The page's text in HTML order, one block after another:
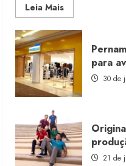
Leia MaisRead
more
Morena
Rosa
lança
franquia
com
estoque
consignado
para
30 de
21 de